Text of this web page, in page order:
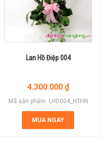
Lan Hồ Điệp 004
4.300.000 ₫
Mã sản phẩm: LHD004_HTHN
MUA NGAY